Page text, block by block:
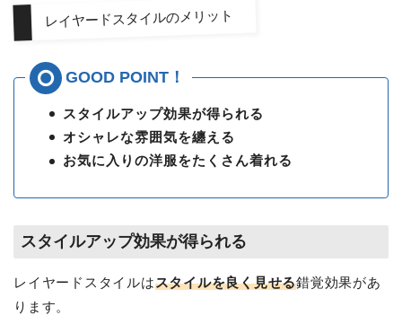
レイヤードスタイルのメリット
スタイルアップ効果が得られる
オシャレな雰囲気を纏える
お気に入りの洋服をたくさん着れる
スタイルアップ効果が得られる
レイヤードスタイルはスタイルを良く見せる錯覚効果があ
ります。